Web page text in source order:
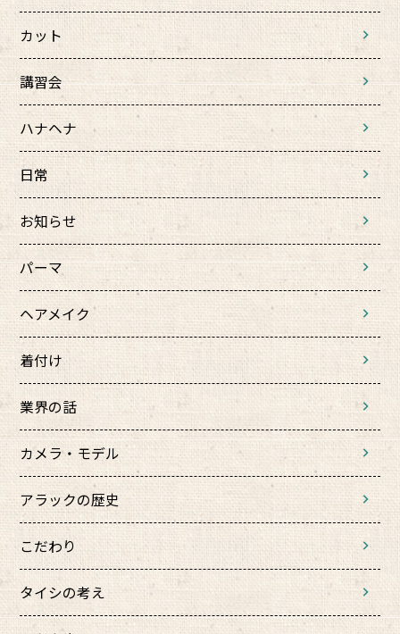
カット
講習会
ハナヘナ
日常
お知らせ
パーマ
ヘアメイク
着付け
業界の話
カメラ・モデル
アラックの歴史
こだわり
タイシの考え